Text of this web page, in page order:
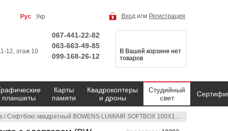
/Софтбокс квадратный BOWENS LUMIAIR SOFTBOX 100X100 в комплекте с адаптером (BW-1510)
Рус Укр Вход или Регистрация
12, этаж 10
067-441-22-82
063-663-49-85
099-168-26-12
В Вашей корзине нет
товаров
планшеты
Карты
памяти
Квадрокоптеры
и дроны
Студийный
свет